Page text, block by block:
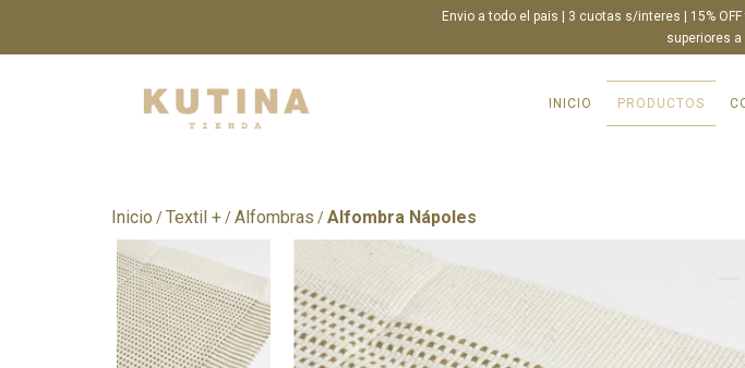
Envio a todo el pais | 3 cuotas s/interes | 15%
superiores a
INICIO PRODUCTOS
Inicio /Textil +/Alfombras /Alfombra Nápoles